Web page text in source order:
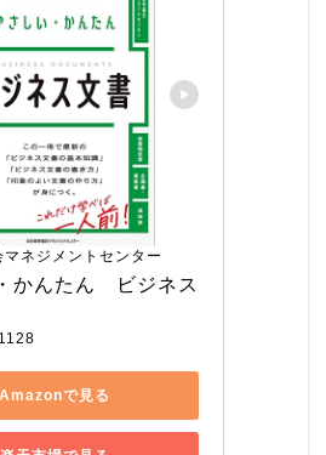
マネジメントセンター
かんたん　ビジネス
Amazonで見る